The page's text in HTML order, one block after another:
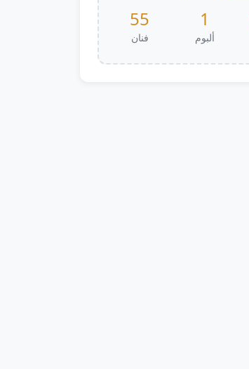
1
ألبوم
55
فنان